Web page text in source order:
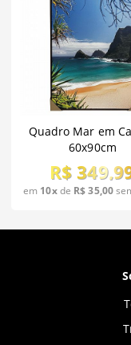
Quadro Mar em
60x90cm
R$
em 10xde R$ 35,00